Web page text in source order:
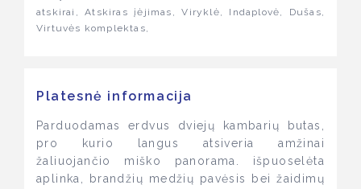
atskirai, Atskiras įėjimas, Viryklė, Indaplovė, Dušas,
Virtuvės komplektas,
Platesnė informacija
Parduodamas erdvus dviejų kambarių butas,
pro kurio langus atsiveria amžinai
žaliuojančio miško panorama. išpuoselėta
aplinka, brandžių medžių pavėsis bei žaidimų